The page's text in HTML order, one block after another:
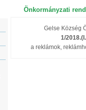
Önkormányzati
Gelse Község
1/
a reklámok,